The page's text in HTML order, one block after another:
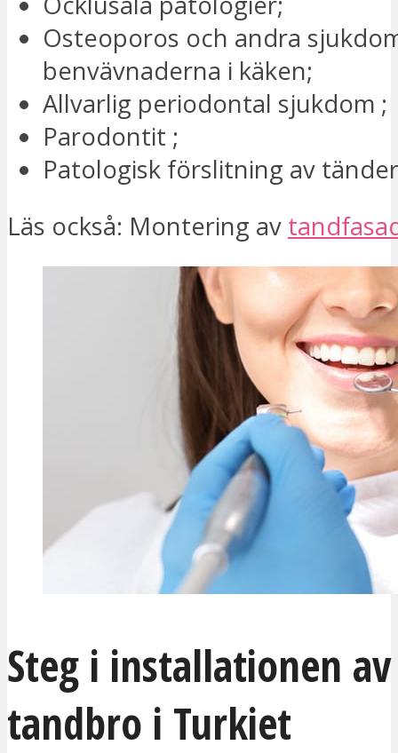
Osteoporos och andra
benvävnaderna i käken;
Allvarlig periodontal sjukdom ;
Parodontit ;
Patologisk förslitning av
Läs också: Montering av
Steg i installationen
tandbro i Turkiet